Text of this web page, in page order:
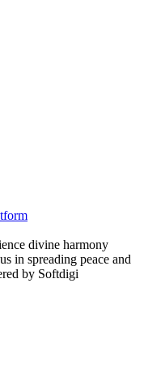
divine harmony
in spreading peace and
by Softdigi